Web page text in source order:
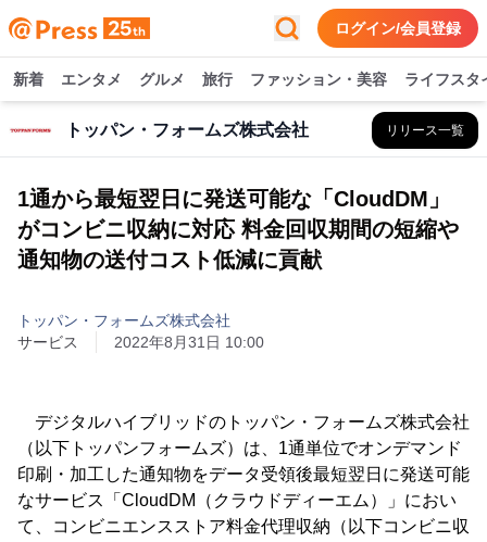
ログイン/会員登録
新着 エンタメ グルメ 旅行 ファッション・美容 ライフスタ
トッパン・フォームズ株式会社 リリース一覧
1通から最短翌日に発送可能な「CloudDM」
がコンビニ収納に対応 料金回収期間の短縮や
通知物の送付コスト低減に貢献
トッパン・フォームズ株式会社
サービス
2022年8月31日 10:00
デジタルハイブリッドのトッパン・フォームズ株式会社
（以下トッパンフォームズ）は、1通単位でオンデマンド
印刷・加工した通知物をデータ受領後最短翌日に発送可能
なサービス「CloudDM（クラウドディーエム）」におい
て、コンビニエンスストア料金代理収納（以下コンビニ収